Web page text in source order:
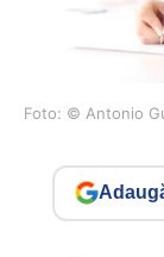
Foto: © Antonio